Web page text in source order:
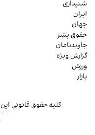
شنیداری
ایران
جهان
حقوق بشر
جاویدنامان
گزارش ویژه
ورزش
بازار
کلیه حقوق قانونی